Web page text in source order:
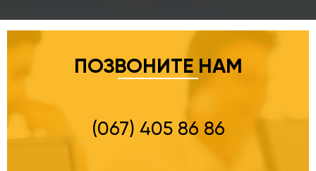
ПОЗВОНИТЕ НАМ
(067) 405 86 86